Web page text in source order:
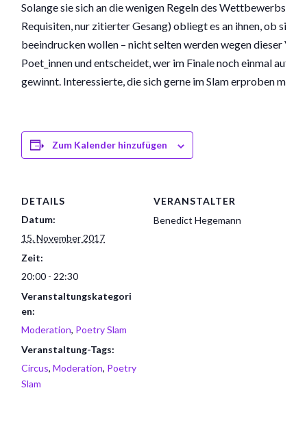
Solange sie sich an die wenigen Regeln des Wettbewerbs
Requisiten, nur zitierter Gesang) obliegt es an ihnen, ob sie
beeindrucken wollen – nicht selten werden wegen dieser
Poet_innen und entscheidet, wer im Finale noch einmal
gewinnt. Interessierte, die sich gerne im Slam erproben
Zum Kalender hinzufügen
DETAILS
Datum:
15. November 2017
Zeit:
20:00 - 22:30
Veranstaltungskategori
en:
Moderation, Poetry Slam
Veranstaltung-Tags:
Circus,Moderation, Poetry
Slam
VERANSTALTER
Benedict Hegemann